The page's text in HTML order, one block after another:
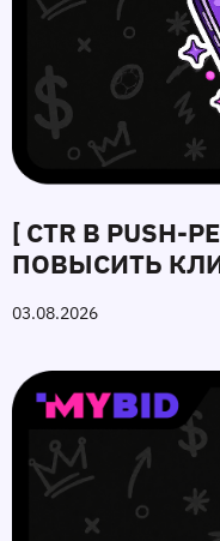
[ CTR В PUSH-
ПОВЫСИТЬ
03.08.2026